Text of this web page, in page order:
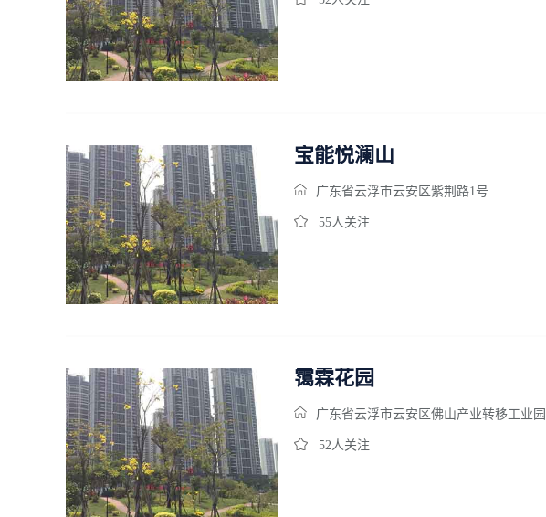
宝能悦澜山
广东省云浮市云安区紫荆路1号
55人关注
霭霖花园
广东省云浮市云安区佛山产业转移工业园
52人关注